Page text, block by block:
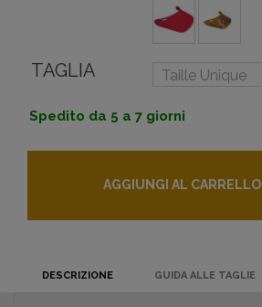
TAGLIA
Spedito da 5 a 7 giorni
AGGIUNGI AL CARRELLO
DESCRIZIONE GUIDA ALLE TAGLIE